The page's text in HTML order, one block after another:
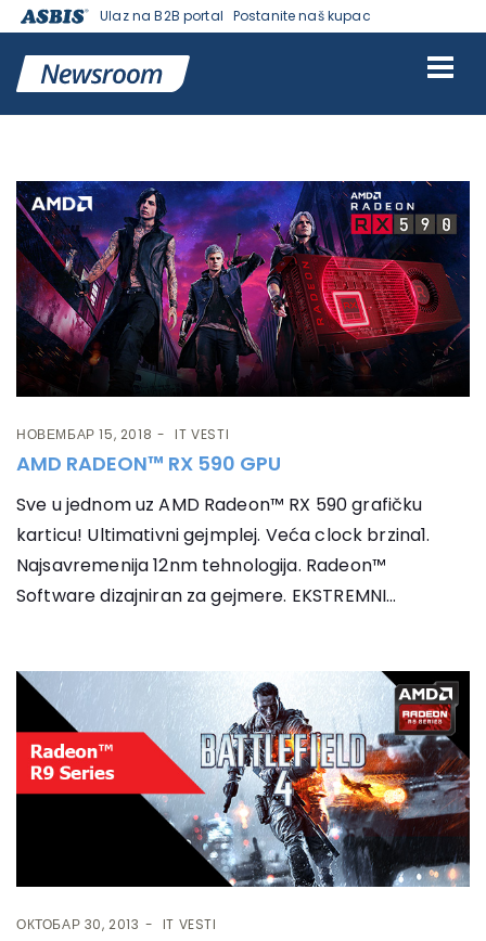
Ulaz na B2B portal Postanite naš kupac
Ознака:Graphics Card
НОВЕМБАР 15, 2018 IT VESTI
AMD RADEON™ RX 590 GPU
Sve u jednom uz AMD Radeon™ RX 590 grafičku
karticu! Ultimativni gejmplej. Veća clock brzina1.
Najsavremenija 12nm tehnologija. Radeon™
Software dizajniran za gejmere. EKSTREMNI...
ОКТОБАР 30, 2013 IT VESTI